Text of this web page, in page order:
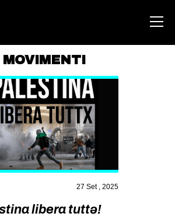
ABOUT
AREA
DEGENERAZIONE
GAZA FREESTYLE
CSOA LAMBRETTA
MSM
MOVIMENTI
27 Set , 2025
libera tuttə!